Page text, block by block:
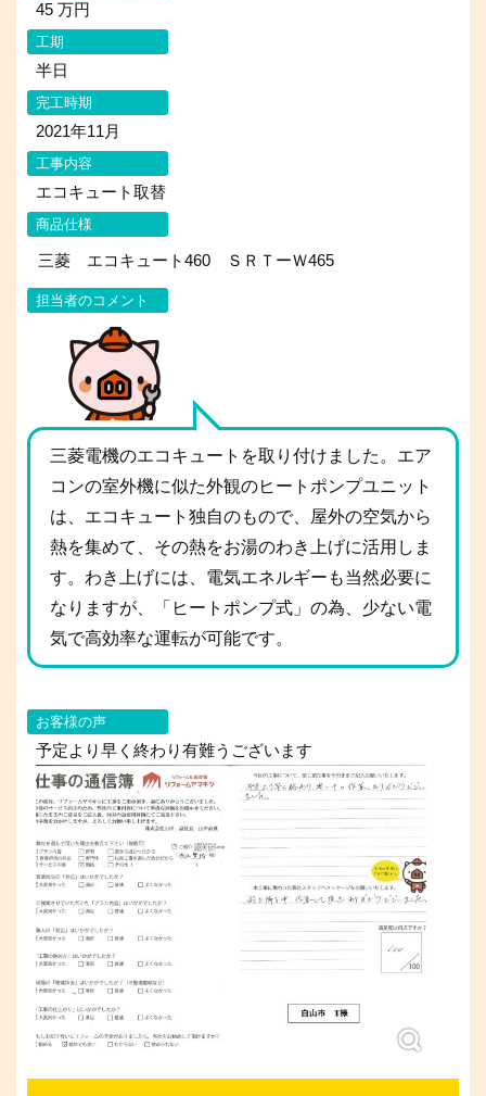
45 万円
工期
半日
完工時期
2021年11月
工事内容
エコキュート取替
商品仕様
三菱 エコキュート460 ＳＲＴーＷ465
担当者のコメント
三菱電機のエコキュートを取り付けました。エア
コンの室外機に似た外観のヒートポンプユニット
は、エコキュート独自のもので、屋外の空気から
熱を集めて、その熱をお湯のわき上げに活用しま
す。わき上げには、電気エネルギーも当然必要に
なりますが、「ヒートポンプ式」の為、少ない電
気で高効率な運転が可能です。
お客様の声
予定より早く終わり有難うございます